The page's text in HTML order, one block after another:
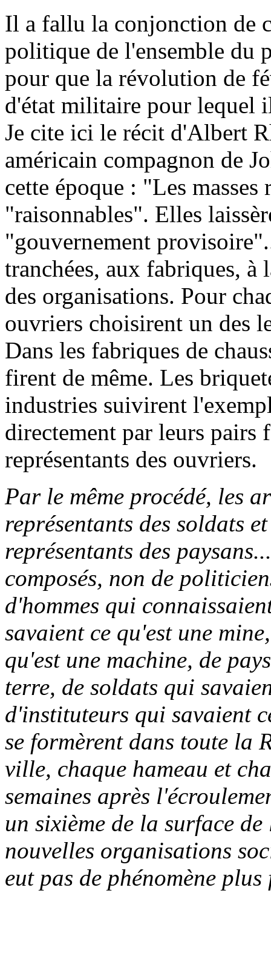
Il a fallu la conjonction de
politique de l'ensemble du
pour que la révolution de
d'état militaire pour lequel
Je cite ici le récit d'Albert
américain compagnon de
cette époque : "Les masses
"raisonnables". Elles
"gouvernement
tranchées, aux fabriques, à
des organisations. Pour
ouvriers choisirent un des
Dans les fabriques de
firent de même. Les
industries suivirent
directement par leurs pairs
représentants des ouvriers.
Par le même procédé, les
représentants des soldats
représentants des
composés, non de
d'hommes qui
savaient ce qu'est une
qu'est une machine, de
terre, de soldats qui
d'instituteurs qui savaient
se formèrent dans toute la
ville, chaque hameau et
semaines après
un sixième de la surface
nouvelles organisations
eut pas de phénomène